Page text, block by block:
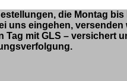
die Montag bis
uns eingehen, versenden
Tag mit GLS – versichert